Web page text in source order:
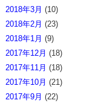
2018年3月 (10)
2018年2月 (23)
2018年1月 (9)
2017年12月 (18)
2017年11月 (18)
2017年10月 (21)
2017年9月 (22)